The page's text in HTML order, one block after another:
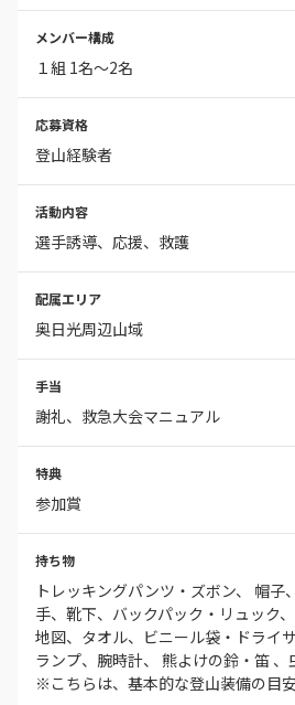
メンバー構成
１組 1名〜2名
応募資格
登山経験者
活動内容
選手誘導、応援、救護
配属エリア
奥日光周辺山域
手当
謝礼、救急大会マニュアル
特典
参加賞
持ち物
トレッキングパンツ・ズボン、 帽子
手、靴下、バックパック・リュック
地図、タオル、ビニール袋・ドライ
ランプ、腕時計、 熊よけの鈴・笛 、
※こちらは、基本的な登山装備の目安